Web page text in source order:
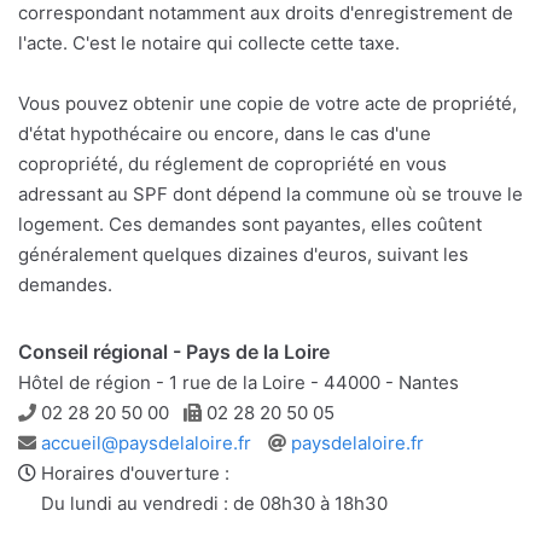
correspondant notamment aux droits d'enregistrement de
l'acte. C'est le notaire qui collecte cette taxe.
Vous pouvez obtenir une copie de votre acte de propriété,
d'état hypothécaire ou encore, dans le cas d'une
copropriété, du réglement de copropriété en vous
adressant au SPF dont dépend la commune où se trouve le
logement. Ces demandes sont payantes, elles coûtent
généralement quelques dizaines d'euros, suivant les
demandes.
Conseil régional - Pays de la Loire
Hôtel de région - 1 rue de la Loire - 44000 - Nantes
Téléphone
02 28 20 50 00 Télécopie
02 28 20 50 05
Adresse
e-
mail
accueil@paysdelaloire.fr
Site
paysdelaloire.fr
Horaires d'ouverture :
Du lundi au vendredi : de 08h30 à 18h30